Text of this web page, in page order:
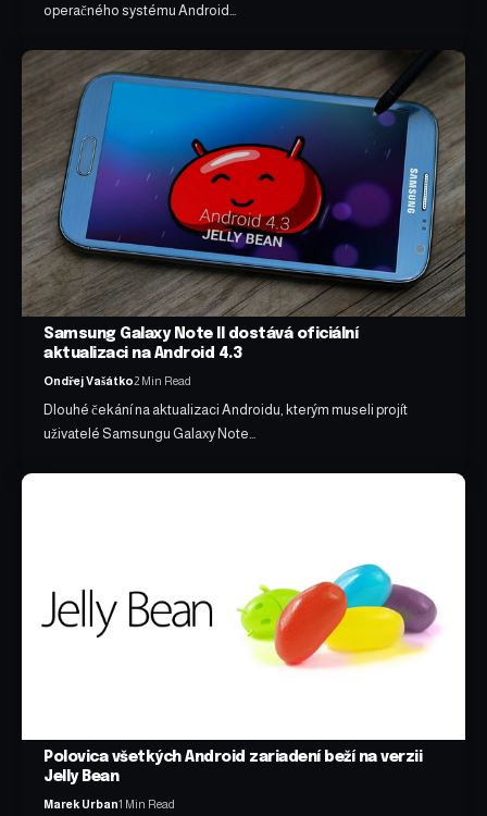
operačného systému Android…
Samsung Galaxy Note II dostává oficiální
aktualizaci na Android 4.3
Ondřej Vašátko2 Min Read
Dlouhé čekání na aktualizaci Androidu, kterým museli projít
uživatelé Samsungu Galaxy Note…
Polovica všetkých Android zariadení beží na verzii
Jelly Bean
Marek Urban1 Min Read